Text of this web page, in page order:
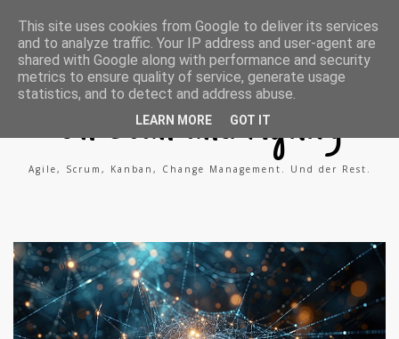
A
g
i
l
e
P
s
X
n
g
L
i
n
k
e
d
On Lean and Agility
Agile, Scrum, Kanban, Change Management. Und der Rest.
This site uses cookies from Google to deliver its services
and to analyze traffic. Your IP address and user-agent are
shared with Google along with performance and security
metrics to ensure quality of service, generate usage
statistics, and to detect and address abuse.
LEARN MORE GOT IT